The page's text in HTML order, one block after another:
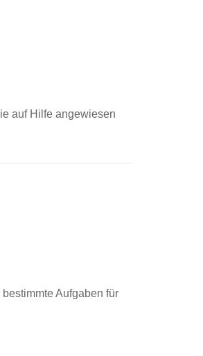
auf Hilfe angewiesen
Aufgaben für